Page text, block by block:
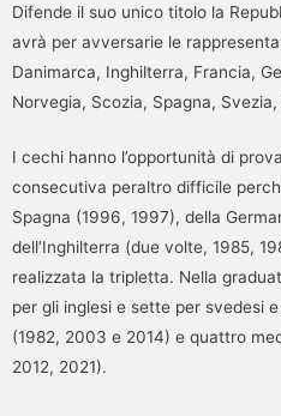
Difende il suo unico titolo la
avrà per avversarie le
Danimarca, Inghilterra, Francia,
Norvegia, Scozia, Spagna,
I cechi hanno l’opportunità di
consecutiva peraltro difficile
Spagna (1996, 1997), della
dell’Inghilterra (due volte, 1985,
realizzata la tripletta. Nella
per gli inglesi e sette per svedesi
(1982, 2003 e 2014) e quattro
2012, 2021).